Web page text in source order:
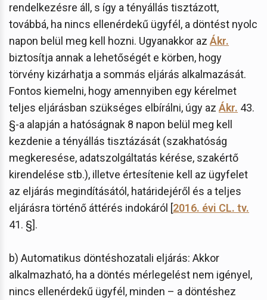
rendelkezésre áll, s így a tényállás tisztázott,
továbbá, ha nincs ellenérdekű ügyfél, a döntést nyolc
napon belül meg kell hozni. Ugyanakkor az Ákr.
biztosítja annak a lehetőségét e körben, hogy
törvény kizárhatja a sommás eljárás alkalmazását.
Fontos kiemelni, hogy amennyiben egy kérelmet
teljes eljárásban szükséges elbírálni, úgy az Ákr. 43.
§-a alapján a hatóságnak 8 napon belül meg kell
kezdenie a tényállás tisztázását (szakhatóság
megkeresése, adatszolgáltatás kérése, szakértő
kirendelése stb.), illetve értesítenie kell az ügyfelet
az eljárás megindításától, határidejéről és a teljes
eljárásra történő áttérés indokáról [2016. évi CL. tv.
41. §].
b) Automatikus döntéshozatali eljárás: Akkor
alkalmazható, ha a döntés mérlegelést nem igényel,
nincs ellenérdekű ügyfél, minden – a döntéshez